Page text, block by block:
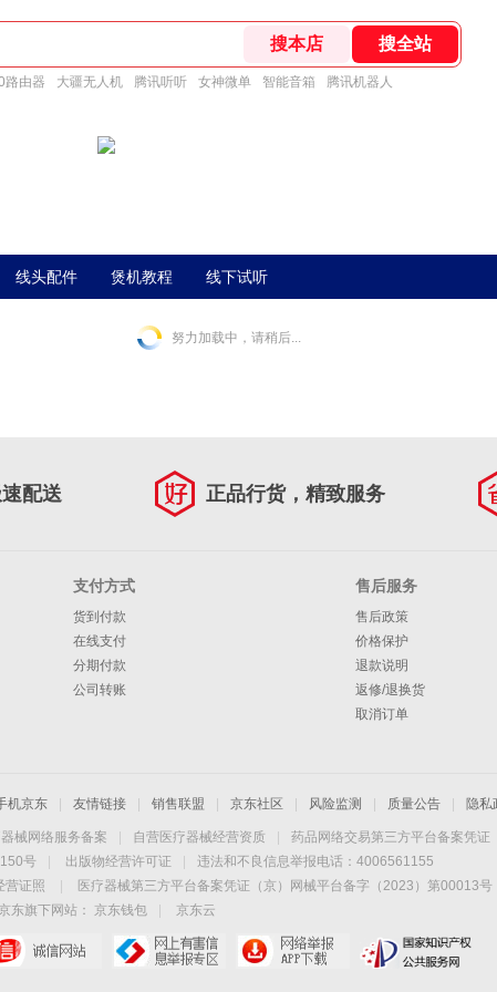
路由器 大疆无人机 腾讯听听 女神微单 智能音箱 腾讯机器人
线头配件 煲机教程 线下试听
努力加载中，请稍后...
配送 正品行货，精致服务
支付方式
货到付款
在线支付
分期付款
公司转账
售后服务
售后政策
价格保护
退款说明
返修/退换货
取消订单
机京东 友情链接 销售联盟 京东社区 风险监测 质量公告 隐私
械网络服务备案 自营医疗器械经营资质 药品网络交易第三方平台备案凭证
号
出版物经营许可证
违法和不良信息举报电话：4006561155
营证照 医疗器械第三方平台备案凭证（京）网械平台备字（2023）第00013号
京东旗下网站：
京东钱包 京东云